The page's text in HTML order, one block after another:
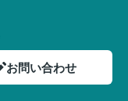
お問い合わせ